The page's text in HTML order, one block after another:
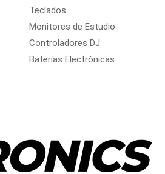
Teclados
Monitores de Estudio
Controladores DJ
Baterías Electrónicas